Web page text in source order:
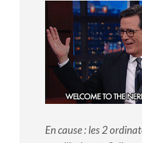
En cause : les 2